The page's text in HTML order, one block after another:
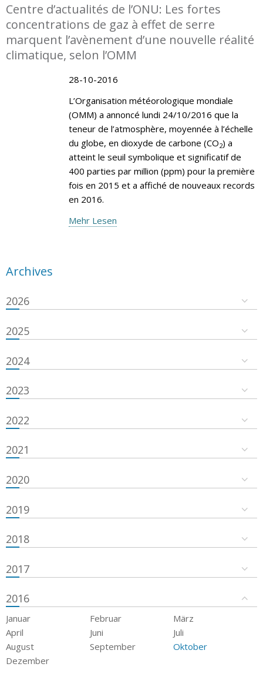
Centre d’actualités de l’ONU: Les fortes
concentrations de gaz à effet de serre
marquent l’avènement d’une nouvelle réalité
climatique, selon l’OMM
28-10-2016
L’Organisation météorologique mondiale
(OMM) a annoncé lundi 24/10/2016 que la
teneur de l’atmosphère, moyennée à l’échelle
du globe, en dioxyde de carbone (CO2) a
atteint le seuil symbolique et significatif de
400 parties par million (ppm) pour la première
fois en 2015 et a affiché de nouveaux records
en 2016.
Mehr Lesen
Archives
2026
2025
2024
2023
2022
2021
2020
2019
2018
2017
2016
Januar Februar
März
April
Juni
Juli
August
September
Oktober
Dezember